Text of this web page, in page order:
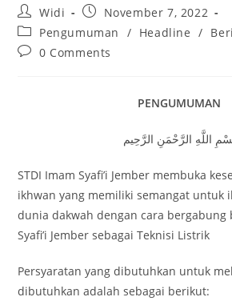
Post
author:
Widi
Post
published:
November 7, 2022
Post
category:
Pengumuman / Headline /
Post0 Comments
PENGUMUMAN
اللَّهِ الرَّحْمَنِ الرَّحِيم
STDI Imam Syafi’i Jember membuka
ikhwan yang memiliki semangat untuk
dunia dakwah dengan cara bergabung
Syafi’i Jember sebagai Teknisi Listrik
Persyaratan yang dibutuhkan untuk
dibutuhkan adalah sebagai berikut: